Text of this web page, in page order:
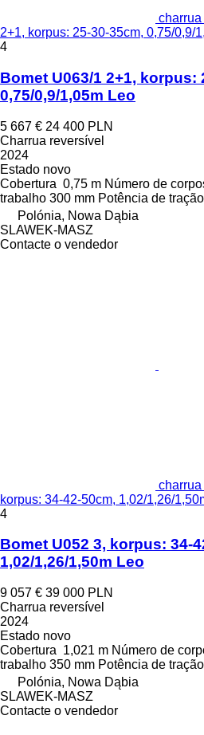
2+1, korpus: 25-30-35cm, 0,75/0,9/
4
Bomet U063/1 2+1, korpus:
0,75/0,9/1,05m Leo
5 667 € 24 400 PLN
Charrua reversível
2024
Estado novo
Cobertura 0,75 m Número de
trabalho 300 mm Potência de
Polónia, Nowa Dąbia
SLAWEK-MASZ
Contacte o vendedor
korpus: 34-42-50cm, 1,02/1,26/
4
Bomet U052 3, korpus: 34-
1,02/1,26/1,50m Leo
9 057 € 39 000 PLN
Charrua reversível
2024
Estado novo
Cobertura 1,021 m Número de
trabalho 350 mm Potência de
Polónia, Nowa Dąbia
SLAWEK-MASZ
Contacte o vendedor